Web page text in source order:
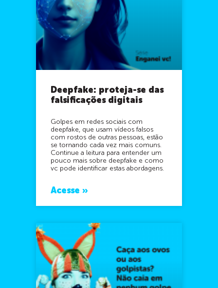
Deepfake: proteja-se das
falsificações digitais
Golpes em redes sociais com
deepfake, que usam vídeos falsos
com rostos de outras pessoas, estão
se tornando cada vez mais comuns.
Continue a leitura para entender um
pouco mais sobre deepfake e como
vc pode identificar estas abordagens.
Acesse »